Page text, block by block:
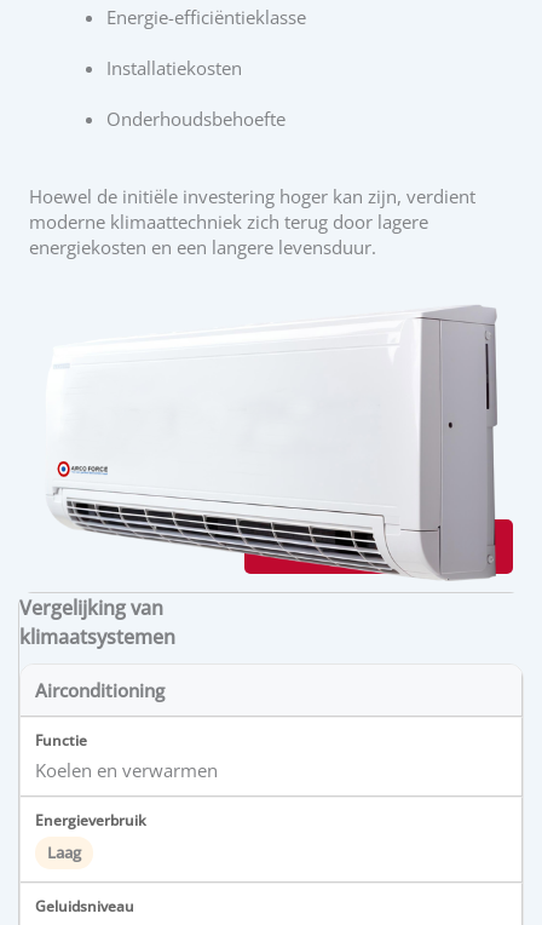
Energie-efficiëntieklasse
Installatiekosten
Onderhoudsbehoefte
Hoewel de initiële investering hoger kan zijn, verdient
moderne klimaattechniek zich terug door lagere
energiekosten en een langere levensduur.
OFFERTE AANVRAGEN
Vergelijking van
klimaatsystemen
Airconditioning
Koelen en verwarmen
Laag